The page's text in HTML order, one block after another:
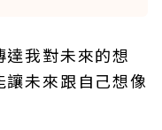
我對未來的想
未來跟自己想像